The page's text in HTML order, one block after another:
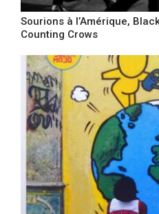
Sourions à l’Amérique,
Counting Crows